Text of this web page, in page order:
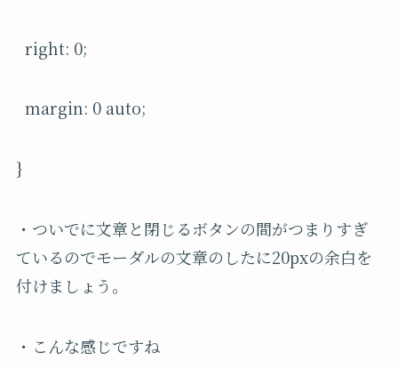
right: 0;
margin: 0 auto;
}
・ついでに文章と閉じるボタンの間がつまりすぎ
ているのでモーダルの文章のしたに20pxの余白を
付けましょう。
・こんな感じですね